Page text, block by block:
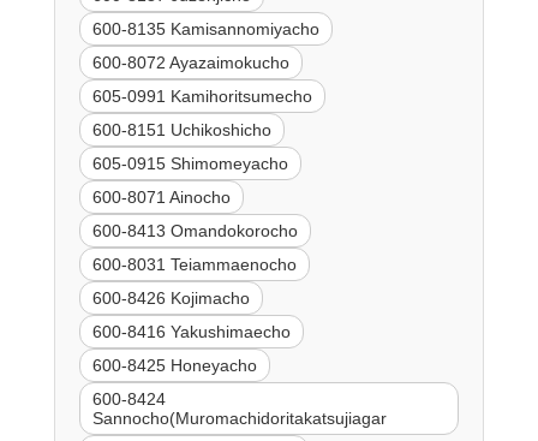
600-8135 Kamisannomiyacho
600-8072 Ayazaimokucho
605-0991 Kamihoritsumecho
600-8151 Uchikoshicho
605-0915 Shimomeyacho
600-8071 Ainocho
600-8413 Omandokorocho
600-8031 Teiammaenocho
600-8426 Kojimacho
600-8416 Yakushimaecho
600-8425 Honeyacho
600-8424
Sannocho(Muromachidoritakatsujiagar